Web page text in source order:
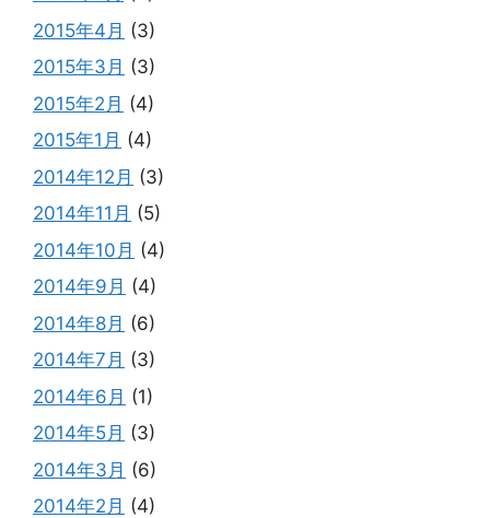
2015年4月 (3)
2015年3月 (3)
2015年2月 (4)
2015年1月 (4)
2014年12月 (3)
2014年11月 (5)
2014年10月 (4)
2014年9月 (4)
2014年8月 (6)
2014年7月 (3)
2014年6月 (1)
2014年5月 (3)
2014年3月 (6)
2014年2月 (4)